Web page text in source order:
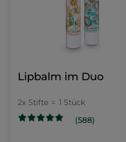
Lipbalm im Duo
2x Stifte = 1 Stück
(588)